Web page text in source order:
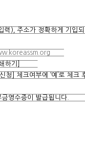
력), 주소가 정확하게 기입
인쇄하기]
] 체크여부에 ‘예’로 체크
부금영수증이 발급됩니